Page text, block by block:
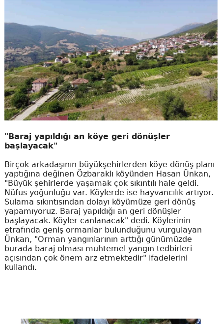
"Baraj yapıldığı an köye geri dönüşler
başlayacak"
Birçok arkadaşının büyükşehirlerden köye dönüş planı
yaptığına değinen Özbaraklı köyünden Hasan Ünkan,
"Büyük şehirlerde yaşamak çok sıkıntılı hale geldi.
Nüfus yoğunluğu var. Köylerde ise hayvancılık artıyor.
Sulama sıkıntısından dolayı köyümüze geri dönüş
yapamıyoruz. Baraj yapıldığı an geri dönüşler
başlayacak. Köyler canlanacak" dedi. Köylerinin
etrafında geniş ormanlar bulunduğunu vurgulayan
Ünkan, "Orman yangınlarının arttığı günümüzde
burada baraj olması muhtemel yangın tedbirleri
açısından çok önem arz etmektedir" ifadelerini
kullandı.